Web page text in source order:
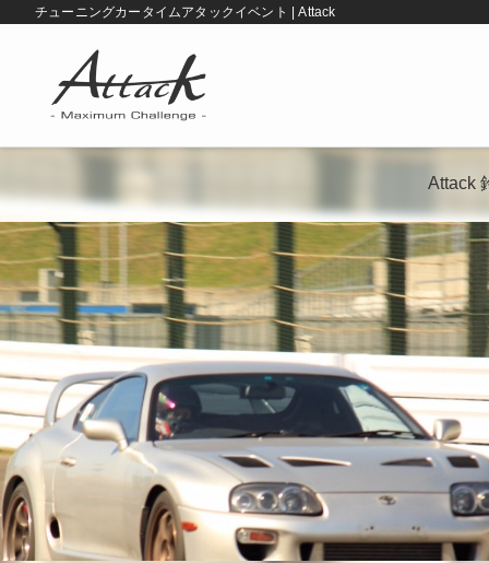
チューニングカータイムアタックイベント | Attack
Attack